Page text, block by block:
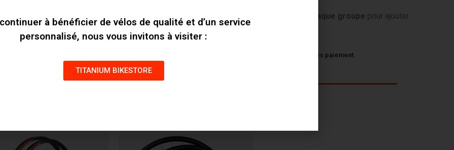
une option de chaque groupe pour ajouter
votre configuration au panier.
Prévoir 8 semaines de délai aprés paiement.
à bénéficier de vélos de qualité et d’un service
personnalisé, nous vous invitons à visiter :
TITANIUM BIKESTORE